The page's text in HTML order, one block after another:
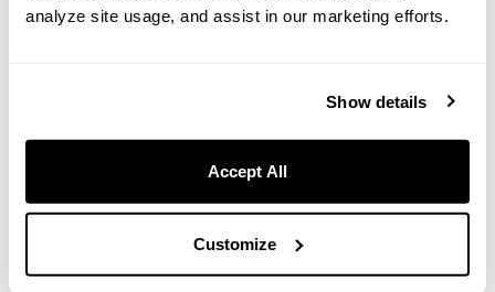
analyze site usage, and assist in our marketing efforts.
Show details
Accept All
Customize
まとめ｜アメニティは“ちょっとした非日常”の入
荷物を最小限にして旅を軽やかに楽しみたい方にも、気になって
いたアイテムを試してみたい方にも。LIVELY HOTELSでは、そんな
旅のスタイルにそっと寄り添う、多彩なアメニティをご用意してい
気になるアイテムはありましたか？今回ご紹介したのはほんの一